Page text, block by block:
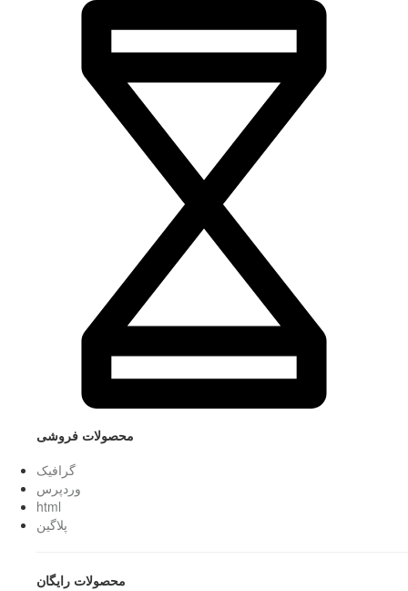
محصولات فروشی
گرافیک
وردپرس
html
پلاگین
محصولات رایگان